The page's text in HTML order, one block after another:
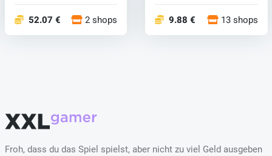
52.07 € 2 shops
Tauche ein i...
9.88 € 13 shops
Froh, dass du das Spiel spielst, aber nicht zu viel Geld ausgeben